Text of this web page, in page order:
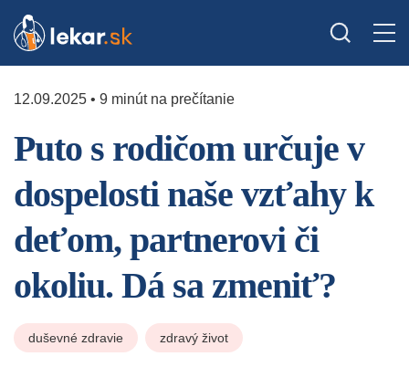
12.09.2025 • 9 minút na prečítanie
Puto s rodičom určuje v
dospelosti naše vzťahy k
deťom, partnerovi či
okoliu. Dá sa zmeniť?
duševné zdravie zdravý život